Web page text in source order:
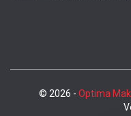
© 2026 - Optima